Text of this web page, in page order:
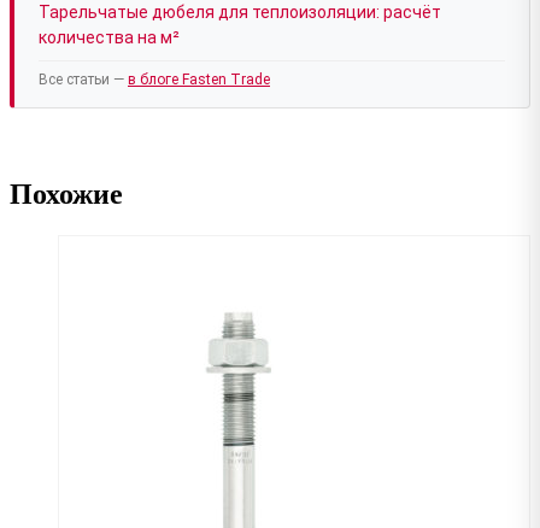
Тарельчатые дюбеля для теплоизоляции: расчёт
количества на м²
Все статьи — в блоге Fasten Trade
Похожие